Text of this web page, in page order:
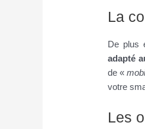
La
De plus
adapté
de «
votre
Les